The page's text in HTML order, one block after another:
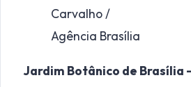
Carvalho /
Agência Brasília
Jardim Botânico de Brasília